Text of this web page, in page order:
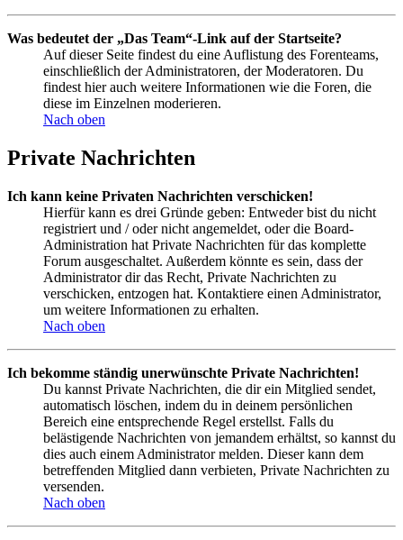
Was bedeutet der „Das Team“-Link auf der Startseite?
Auf dieser Seite findest du eine Auflistung des Forenteams,
einschließlich der Administratoren, der Moderatoren. Du
findest hier auch weitere Informationen wie die Foren, die
diese im Einzelnen moderieren.
Nach oben
Private Nachrichten
Ich kann keine Privaten Nachrichten verschicken!
Hierfür kann es drei Gründe geben: Entweder bist du nicht
registriert und / oder nicht angemeldet, oder die Board-
Administration hat Private Nachrichten für das komplette
Forum ausgeschaltet. Außerdem könnte es sein, dass der
Administrator dir das Recht, Private Nachrichten zu
verschicken, entzogen hat. Kontaktiere einen Administrator,
um weitere Informationen zu erhalten.
Nach oben
Ich bekomme ständig unerwünschte Private Nachrichten!
Du kannst Private Nachrichten, die dir ein Mitglied sendet,
automatisch löschen, indem du in deinem persönlichen
Bereich eine entsprechende Regel erstellst. Falls du
belästigende Nachrichten von jemandem erhältst, so kannst du
dies auch einem Administrator melden. Dieser kann dem
betreffenden Mitglied dann verbieten, Private Nachrichten zu
versenden.
Nach oben